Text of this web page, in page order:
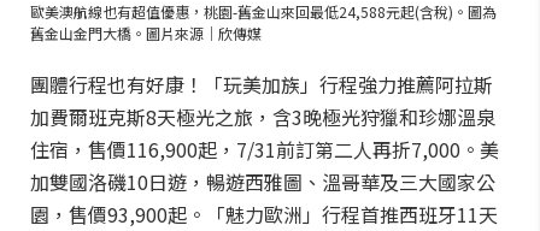
歐美澳航線也有超值優惠，桃園-舊金山來回最低24,588元起(含稅)。圖為
舊金山金門大橋。圖片來源｜欣傳媒
團體行程也有好康！「玩美加族」行程強力推薦阿拉斯
加費爾班克斯8天極光之旅，含3晚極光狩獵和珍娜溫泉
住宿，售價116,900起，7/31前訂第二人再折7,000。美
加雙國洛磯10日遊，暢遊西雅圖、溫哥華及三大國家公
園，售價93,900起。「魅力歐洲」行程首推西班牙11天